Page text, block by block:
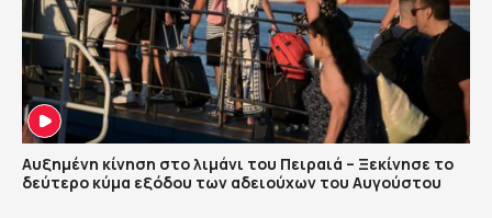
Αυξημένη κίνηση στο λιμάνι του Πειραιά – Ξεκίνησε το
δεύτερο κύμα εξόδου των αδειούχων του Αυγούστου